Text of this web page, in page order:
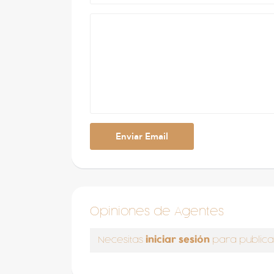
Opiniones de Agentes
Necesitas iniciar sesión para